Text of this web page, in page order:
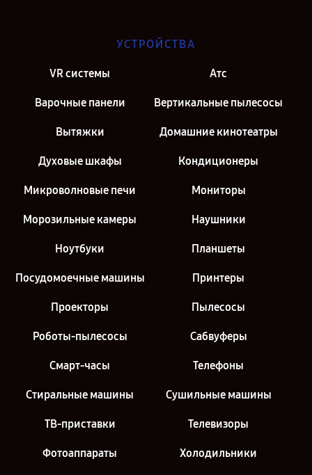
УСТРОЙСТВА
VR системы Атс
Варочные панели Вертикальные пылесосы
Вытяжки Домашние кинотеатры
Духовые шкафы Кондиционеры
Микроволновые печи Мониторы
Морозильные камеры Наушники
Ноутбуки Планшеты
Посудомоечные машины Принтеры
Проекторы Пылесосы
Роботы-пылесосы Сабвуферы
Смарт-часы Телефоны
Стиральные машины Сушильные машины
ТВ-приставки Телевизоры
Фотоаппараты Холодильники